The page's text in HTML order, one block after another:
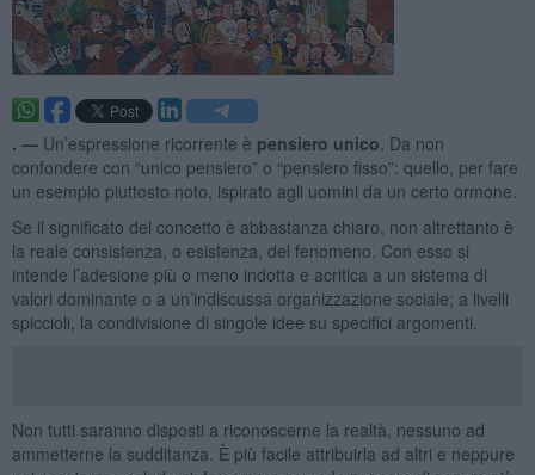
. — Un’espressione ricorrente è pensiero unico . Da non
confondere con “unico pensiero” o “pensiero fisso”: quello, per fare
un esempio piuttosto noto, ispirato agli uomini da un certo ormone.
Se il significato del concetto è abbastanza chiaro, non altrettanto è
la reale consistenza, o esistenza, del fenomeno. Con esso si
intende l’adesione più o meno indotta e acritica a un sistema di
valori dominante o a un’indiscussa organizzazione sociale; a livelli
spiccioli, la condivisione di singole idee su specifici argomenti.
Non tutti saranno disposti a riconoscerne la realtà, nessuno ad
ammetterne la sudditanza. È più facile attribuirla ad altri e neppure